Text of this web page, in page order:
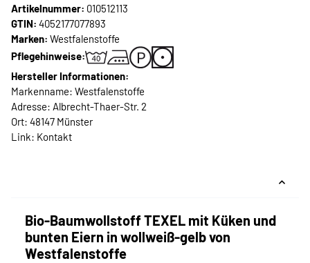
Artikelnummer: 010512113
GTIN: 4052177077893
Marken: Westfalenstoffe
Pflegehinweise:
Hersteller Informationen:
Markenname: Westfalenstoffe
Adresse: Albrecht-Thaer-Str. 2
Ort: 48147 Münster
Link: Kontakt
Bio-Baumwollstoff TEXEL mit Küken und
bunten Eiern in wollweiß-gelb von
Westfalenstoffe